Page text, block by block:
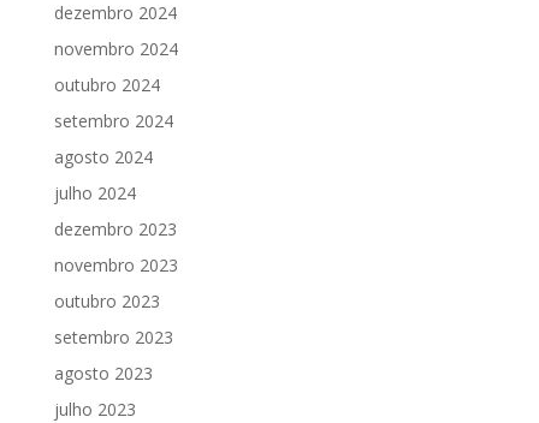
dezembro 2024
novembro 2024
outubro 2024
setembro 2024
agosto 2024
julho 2024
dezembro 2023
novembro 2023
outubro 2023
setembro 2023
agosto 2023
julho 2023